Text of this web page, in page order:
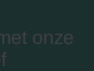
onze